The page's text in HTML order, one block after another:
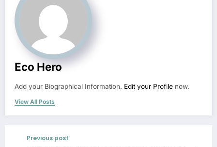
Eco Hero
Add your Biographical Information. Edit your Profile now.
View All Posts
Previous post